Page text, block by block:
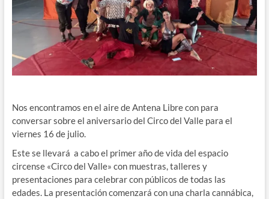
Nos encontramos en el aire de Antena Libre con para
conversar sobre el aniversario del Circo del Valle para el
viernes 16 de julio.
Este se llevará a cabo el primer año de vida del espacio
circense «Circo del Valle» con muestras, talleres y
presentaciones para celebrar con públicos de todas las
edades. La presentación comenzará con una charla cannábica,